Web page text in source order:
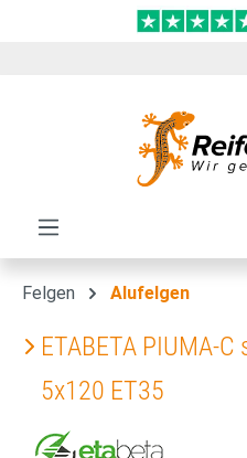
Zum Hauptinhalt springen
Felgen Alufelgen
ETABETA PIUMA-
5x120 ET35